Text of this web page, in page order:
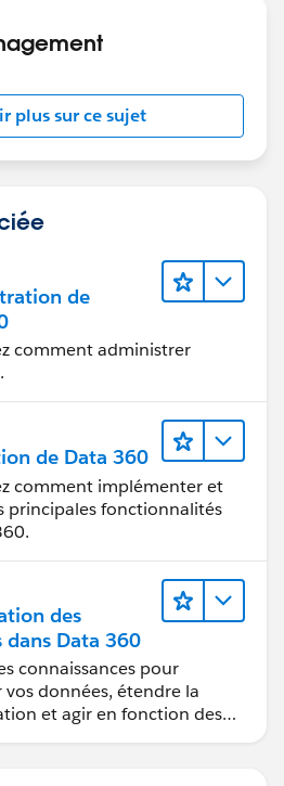
plus sur ce sujet
de
comment administrer
de Data 360
comment implémenter et
principales fonctionnalités
des
dans Data 360
connaissances pour
données, étendre la
et agir en fonction des